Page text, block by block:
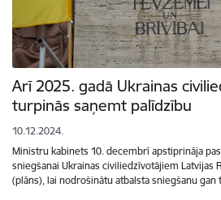
Arī 2025. gadā Ukrainas
turpinās saņemt palīdzību
10.12.2024.
Ministru kabinets 10. decembrī apstiprināja
sniegšanai Ukrainas civiliedzīvotājiem Latvijas
(plāns), lai nodrošinātu atbalsta sniegšanu